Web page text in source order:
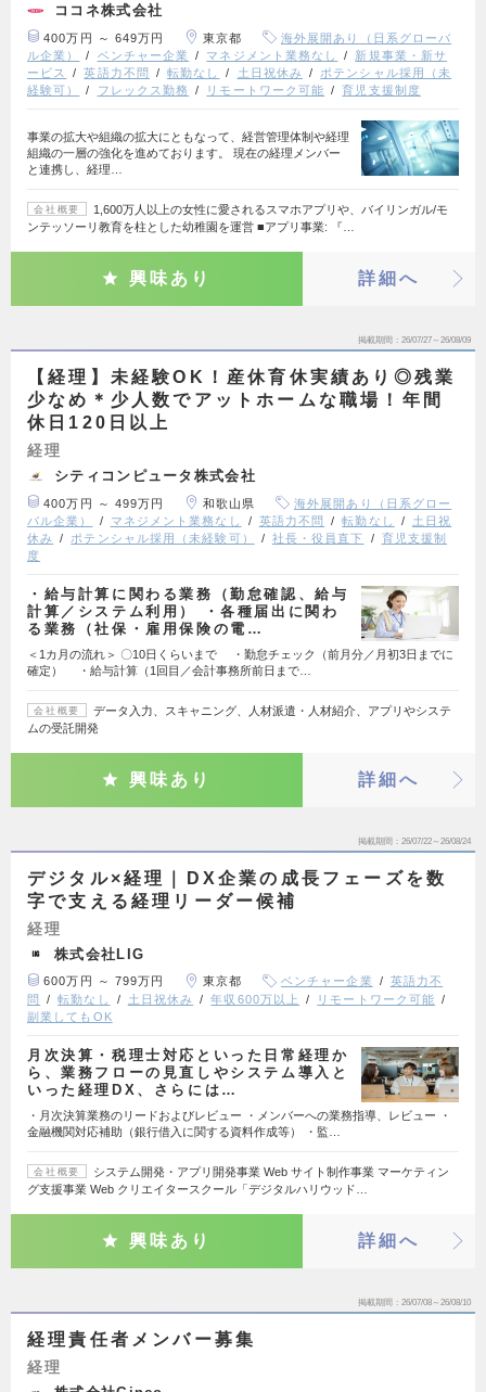
ココネ株式会社
400万円 ～ 649万円 東京都
海外展開あり（日系グローバ
ル企業）
ベンチャー企業 マネジメント業務なし
新規事業・新サ
ービス
英語力不問 転勤なし 土日祝休み
ポテンシャル採用（未
経験可）
フレックス勤務 リモートワーク可能 育児支援制度
事業の拡大や組織の拡大にともなって、経営管理体制や経理
組織の一層の強化を進めております。 現在の経理メンバー
と連携し、経理…
会社概要
1,600万人以上の女性に愛されるスマホアプリや、バイリンガル/モ
ンテッソーリ教育を柱とした幼稚園を運営 ■アプリ事業: 『…
興味あり 詳細へ
掲載期間 26/07/27～26/08/09
【経理】未経験OK！産休育休実績あり◎残業
少なめ＊少人数でアットホームな職場！年間
休日120日以上
経理
シティコンピュータ株式会社
400万円 ～ 499万円 和歌山県
海外展開あり（日系グロー
バル企業）
マネジメント業務なし 英語力不問 転勤なし
土日祝
休み
ポテンシャル採用（未経験可） 社長・役員直下
育児支援制
度
・給与計算に関わる業務（勤怠確認、給与
計算／システム利用） ・各種届出に関わ
る業務（社保・雇用保険の電…
＜1カ月の流れ＞ 〇10日くらいまで ・勤怠チェック（前月分／月初3日までに
確定） ・給与計算（1回目／会計事務所前日まで…
会社概要
データ入力、スキャニング、人材派遣・人材紹介、アプリやシステ
ムの受託開発
興味あり 詳細へ
掲載期間 26/07/22～26/08/24
デジタル×経理｜DX企業の成長フェーズを数
字で支える経理リーダー候補
経理
株式会社LIG
600万円 ～ 799万円 東京都 ベンチャー企業
英語力不
問
転勤なし 土日祝休み 年収600万以上
リモートワーク可能
副業してもOK
月次決算・税理士対応といった日常経理か
ら、業務フローの見直しやシステム導入と
いった経理DX、さらには…
・月次決算業務のリードおよびレビュー ・メンバーへの業務指導、レビュー ・
金融機関対応補助（銀行借入に関する資料作成等） ・監…
会社概要
システム開発・アプリ開発事業 Web サイト制作事業 マーケティン
グ支援事業 Web クリエイタースクール「デジタルハリウッド…
興味あり 詳細へ
掲載期間 26/07/08～26/08/10
経理責任者メンバー募集
経理